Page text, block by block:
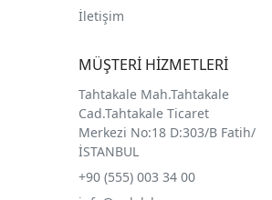
İletişim
MÜŞTERİ HİZMETLERİ
Tahtakale Mah.Tahtakale
Cad.Tahtakale Ticaret
Merkezi No:18 D:303/B Fatih/
İSTANBUL
+90 (555) 003 34 00